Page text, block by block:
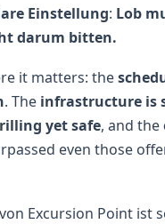
Einstellung: Lob
darum bitten.
it matters: the
. The infrastructure is
yet safe, and the
even those
Excursion Point ist